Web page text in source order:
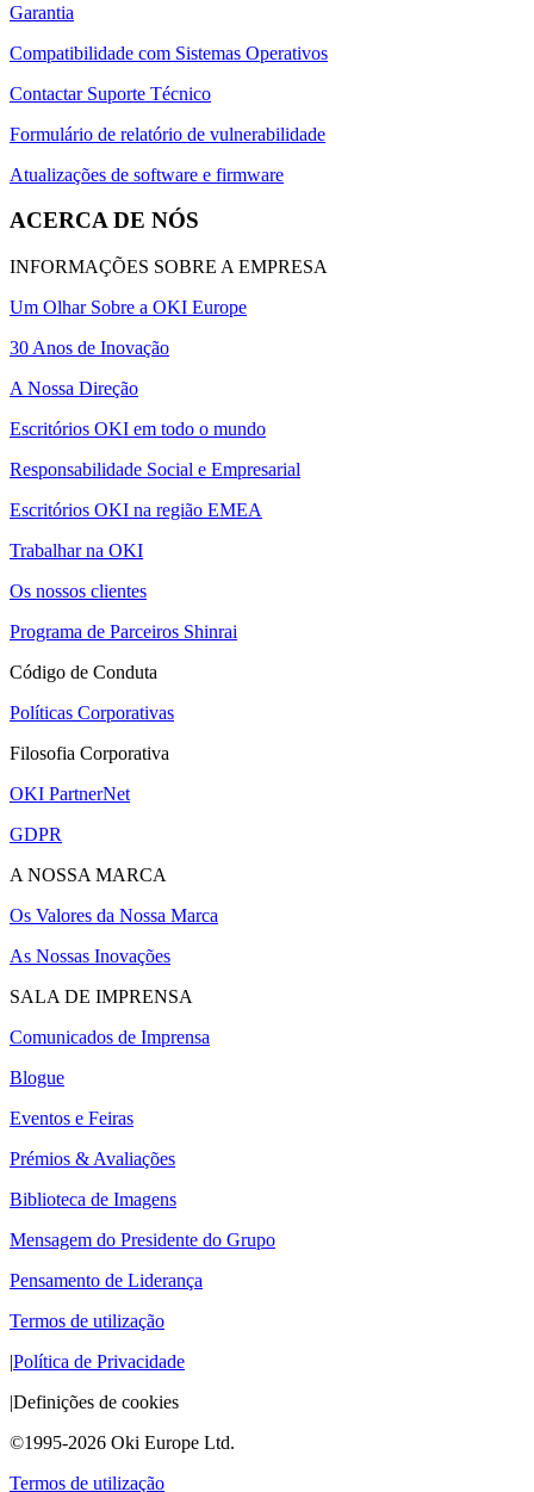
Garantia
Compatibilidade com Sistemas Operativos
Contactar Suporte Técnico
Formulário de relatório de vulnerabilidade
Atualizações de software e firmware
ACERCA DE NÓS
INFORMAÇÕES SOBRE A EMPRESA
Um Olhar Sobre a OKI Europe
30 Anos de Inovação
A Nossa Direção
Escritórios OKI em todo o mundo
Responsabilidade Social e Empresarial
Escritórios OKI na região EMEA
Trabalhar na OKI
Os nossos clientes
Programa de Parceiros Shinrai
Código de Conduta
Políticas Corporativas
Filosofia Corporativa
OKI PartnerNet
GDPR
A NOSSA MARCA
Os Valores da Nossa Marca
As Nossas Inovações
SALA DE IMPRENSA
Comunicados de Imprensa
Blogue
Eventos e Feiras
Prémios & Avaliações
Biblioteca de Imagens
Mensagem do Presidente do Grupo
Pensamento de Liderança
Termos de utilização
|Política de Privacidade
|Definições de cookies
©1995-2026 Oki Europe Ltd.
Termos de utilização